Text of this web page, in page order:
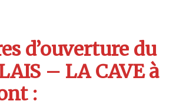
d’ouverture du
– LA CAVE à
: